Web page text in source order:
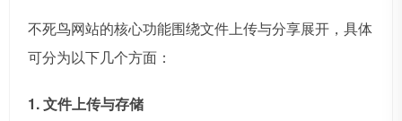
不死鸟网站的核心功能围绕文件上传与分享展开，具体
可分为以下几个方面：
1. 文件上传与存储